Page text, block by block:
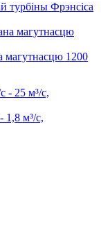
турбіны Фрэнсіса
магутнасцю 1200